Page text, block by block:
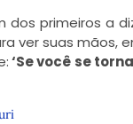
dos primeiros a
ver suas mãos,
‘Se você se